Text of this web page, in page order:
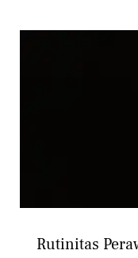
Rutinitas